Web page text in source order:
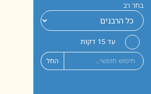
בחר רב
עד 15 דקות
החל